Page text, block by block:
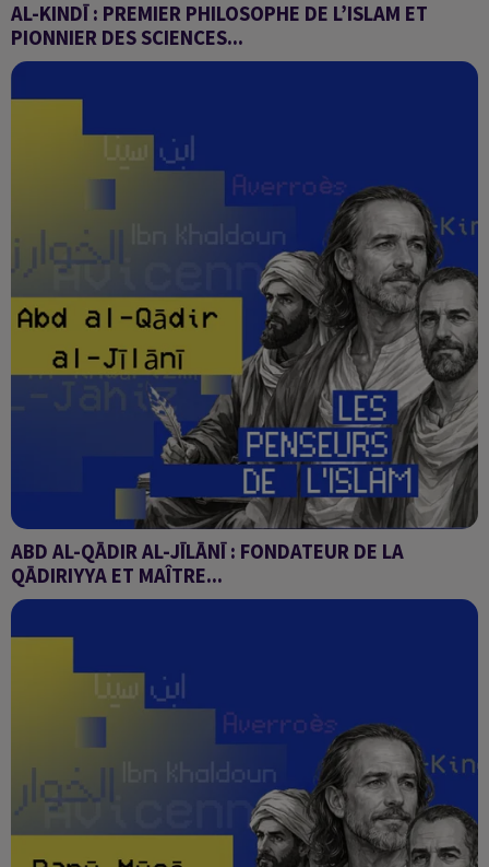
AL-KINDĪ : PREMIER PHILOSOPHE DE L’ISLAM ET
PIONNIER DES SCIENCES...
Les penseurs de l'Islam
ABD AL-QĀDIR AL-JĪLĀNĪ : FONDATEUR DE LA
QĀDIRIYYA ET MAÎTRE...
Les penseurs de l'Islam